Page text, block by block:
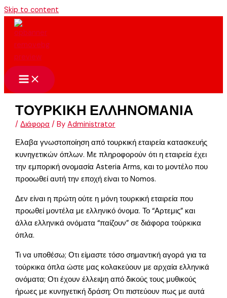
Skip to content
ΤΟΥΡΚΙΚΗ ΕΛΛΗΝΟΜΑΝΙΑ
/Διάφορα / ByAdministrator
Ελαβα γνωστοποίηση από τουρκική εταιρεία κατασκευής
κυνηγετικών όπλων. Με πληροφορούν ότι η εταιρεία έχει
την εμπορική ονομασία Asteria Arms, και το μοντέλο που
προοωθεί αυτή την εποχή είναι το Nomos.
Δεν είναι η πρώτη ούτε η μόνη τουρκική εταιρεία που
προωθεί μοντέλα με ελληνικό όνομα. Το “Αρτεμις” και
άλλα ελληνικά ονόματα “παίζουν” σε διάφορα τούρκικα
όπλα.
Τι να υποθέσω; Οτι είμαστε τόσο σημαντική αγορά για τα
τούρκικα όπλα ώστε μας κολακεύουν με αρχαία ελληνικά
ονόματα; Οτι έχουν έλλειψη από δικούς τους μυθικούς
ήρωες με κυνηγετική δράση; Οτι πιστεύουν πως με αυτά